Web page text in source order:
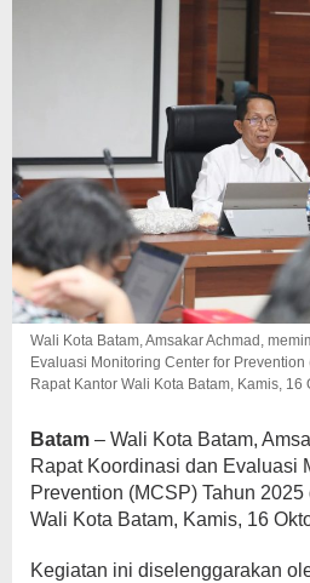
Wali Kota Batam, Amsakar Achmad,
Evaluasi Monitoring Center for
Rapat Kantor Wali Kota Batam, Kamis, 16
Batam – Wali Kota Batam,
Rapat Koordinasi dan Evaluasi
Prevention (MCSP) Tahun
Wali Kota Batam, Kamis, 16
Kegiatan ini diselenggarakan